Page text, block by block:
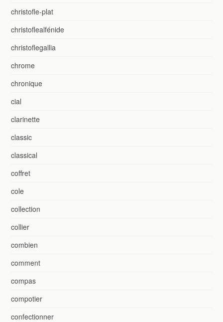
christofle-plat
christoflealfénide
christoflegallia
chrome
chronique
cial
clarinette
classic
classical
coffret
cole
collection
collier
combien
comment
compas
compotier
confectionner